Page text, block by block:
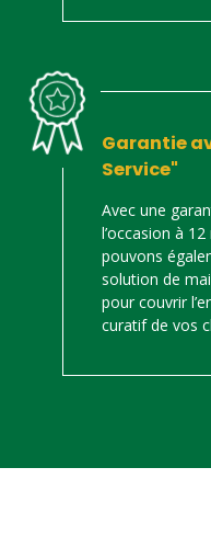
Garantie
Service"
Avec une
l’occasion à
pouvons
solution de
pour couvrir
curatif de vos